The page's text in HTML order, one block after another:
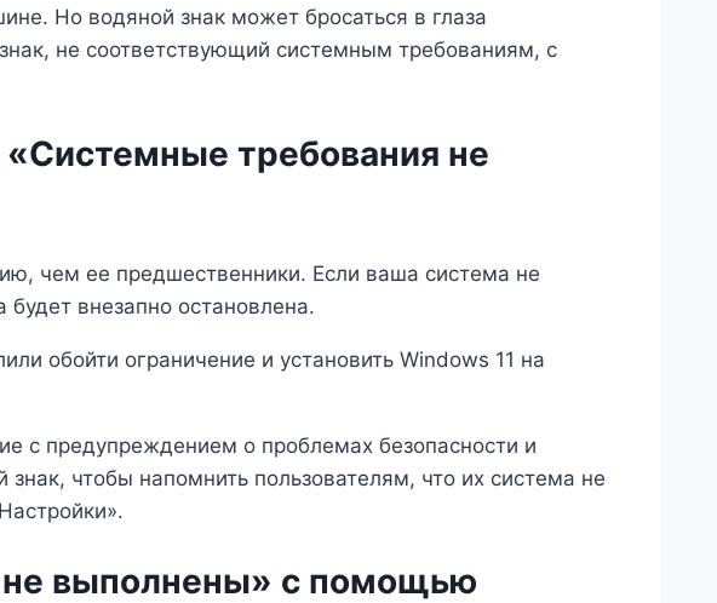
Но водяной знак может бросаться в глаза
не соответствующий системным требованиям, с
требования не
чем ее предшественники. Если ваша система не
внезапно остановлена.
обойти ограничение и установить Windows 11 на
с предупреждением о проблемах безопасности и
чтобы напомнить пользователям, что их система не
не выполнены» с помощью